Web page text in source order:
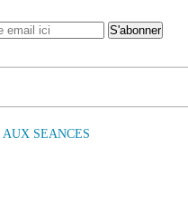
SEANCES